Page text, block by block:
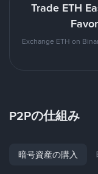
Trade ETH
Exchange ETH on
P2Pの仕組み
暗号資産の購入